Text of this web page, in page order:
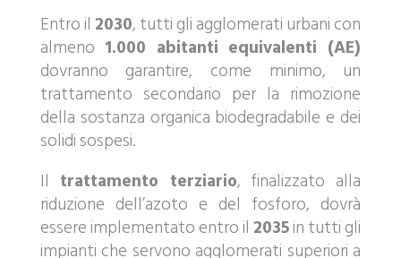
Entro il 2030, tutti gli agglomerati urbani con
almeno 1.000 abitanti equivalenti (AE)
dovranno garantire, come minimo, un
trattamento secondario per la rimozione
della sostanza organica biodegradabile e dei
solidi sospesi.
Il trattamento terziario, finalizzato alla
riduzione dell’azoto e del fosforo, dovrà
essere implementato entro il 2035in tutti gli
impianti che servono agglomerati superiori a